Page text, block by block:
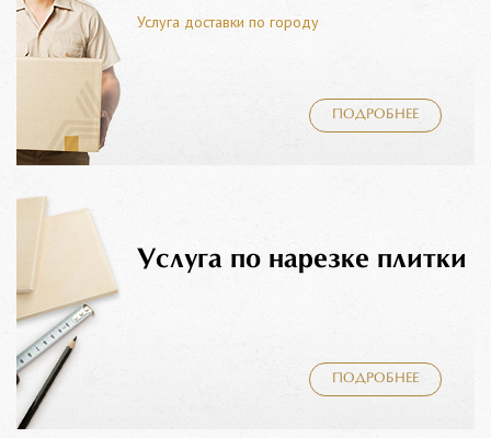
Услуга доставки по городу
ПОДРОБНЕЕ
Услуга по нарезке плитки
ПОДРОБНЕЕ